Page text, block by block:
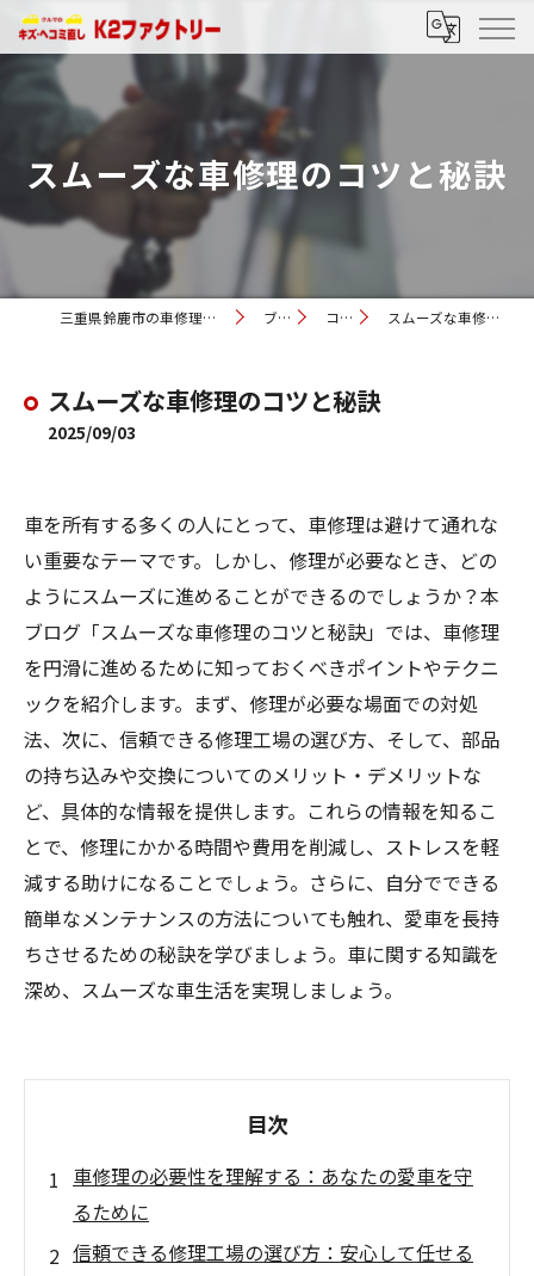
スムーズな車修理のコツと秘訣
三重県鈴鹿市の車修理ならK2ファクトリー ブログ コラム スムーズな車修理のコツと秘訣
スムーズな車修理のコツと秘訣
2025/09/03
車を所有する多くの人にとって、車修理は避けて通れな
い重要なテーマです。しかし、修理が必要なとき、どの
ようにスムーズに進めることができるのでしょうか？本
ブログ「スムーズな車修理のコツと秘訣」では、車修理
を円滑に進めるために知っておくべきポイントやテクニ
ックを紹介します。まず、修理が必要な場面での対処
法、次に、信頼できる修理工場の選び方、そして、部品
の持ち込みや交換についてのメリット・デメリットな
ど、具体的な情報を提供します。これらの情報を知るこ
とで、修理にかかる時間や費用を削減し、ストレスを軽
減する助けになることでしょう。さらに、自分でできる
簡単なメンテナンスの方法についても触れ、愛車を長持
ちさせるための秘訣を学びましょう。車に関する知識を
深め、スムーズな車生活を実現しましょう。
目次
車修理の必要性を理解する：あなたの愛車を守
るために
信頼できる修理工場の選び方：安心して任せる